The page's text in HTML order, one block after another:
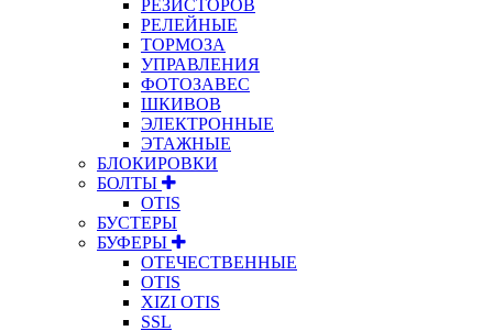
РЕЗИСТОРОВ
РЕЛЕЙНЫЕ
ТОРМОЗА
УПРАВЛЕНИЯ
ФОТОЗАВЕС
ШКИВОВ
ЭЛЕКТРОННЫЕ
ЭТАЖНЫЕ
БЛОКИРОВКИ
БОЛТЫ
OTIS
БУСТЕРЫ
БУФЕРЫ
ОТЕЧЕСТВЕННЫЕ
OTIS
XIZI OTIS
SSL